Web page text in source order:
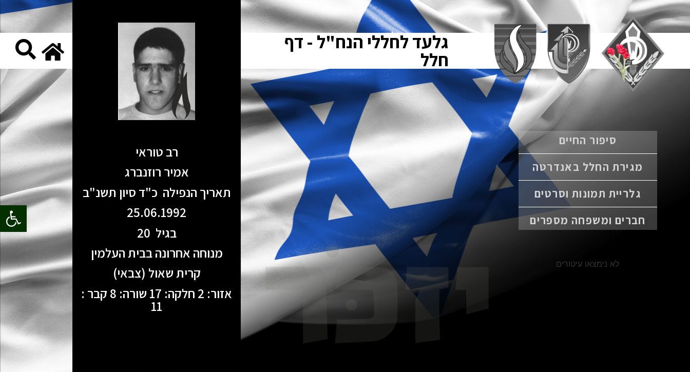
פתח
גלעד לחללי הנח"ל - דף
חלל
סיפור החיים
מגירת החלל באנדרטה
גלריית תמונות וסרטים
חברים ומשפחה מספרים
לא נימצאו עיטורים
רב טוראי
אמיר רוזנברג
תאריך הנפילה כ"ד סיון תשנ"ב
25.06.1992
בגיל 20
מנוחה אחרונה בבית העלמין
קרית שאול (צבאי)
אזור: 2 חלקה: 17 שורה: 8 קבר :
11